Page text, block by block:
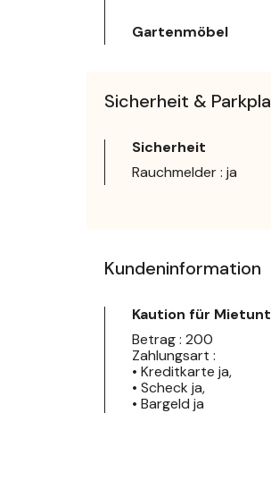
Gartenmöbel
Sicherheit &
Sicherheit
Rauchmelder : ja
Kundeninformation
Kaution für
Betrag : 200
Zahlungsart :
• Kreditkarte ja,
• Scheck ja,
• Bargeld ja